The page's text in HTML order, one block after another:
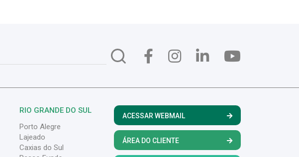
RIO GRANDE DO SUL
Porto Alegre
Lajeado
Caxias do Sul
ACESSAR WEBMAIL
ÁREA DO CLIENTE